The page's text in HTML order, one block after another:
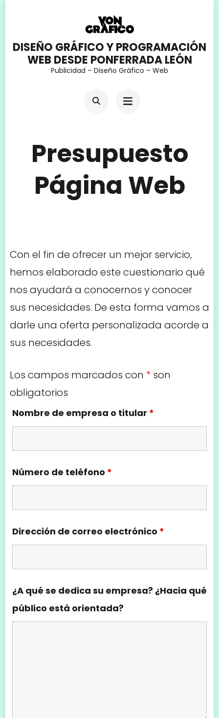
contenido
(presiona
DISEÑO GRÁFICO Y PROGRAMACIÓN
WEB DESDE PONFERRADA LEÓN
Publicidad – Diseño Gráfico – Web
Presupuesto
Página Web
Con el fin de ofrecer un mejor servicio,
hemos elaborado este cuestionario qué
nos ayudará a conocernos y conocer
sus necesidades. De esta forma vamos a
darle una oferta personalizada acorde a
sus necesidades.
Los campos marcados con * son
obligatorios
Nombre de empresa o titular *
Número de teléfono *
Dirección de correo electrónico *
¿A qué se dedica su empresa? ¿Hacia qué
público está orientada?